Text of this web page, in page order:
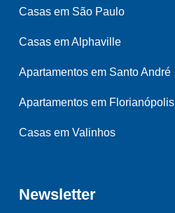
Casas em São Paulo
Casas em Alphaville
Apartamentos em Santo André
Apartamentos em Florianópolis
Casas em Valinhos
Newsletter